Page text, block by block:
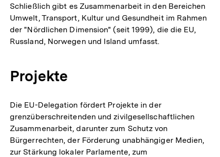
Schließlich gibt es Zusammenarbeit in den Bereichen
Umwelt, Transport, Kultur und Gesundheit im Rahmen
der "Nördlichen Dimension" (seit 1999), die die EU,
Russland, Norwegen und Island umfasst.
Projekte
Die EU-Delegation fördert Projekte in der
grenzüberschreitenden und zivilgesellschaftlichen
Zusammenarbeit, darunter zum Schutz von
Bürgerrechten, der Förderung unabhängiger Medien,
zur Stärkung lokaler Parlamente, zum